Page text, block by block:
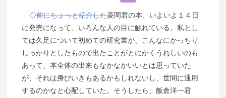
◇前にちょっと紹介した菱岡君の本、いよいよ１４日
に発売になって、いろんな人の目に触れている。私とし
ては久足について初めての研究書が、こんなにかっちり
しっかりとしたもので出たことがとにかくうれしいのも
あって、本全体の出来もなかなかいいとは思っていた
が、それは身びいきもあるかもしれないし、世間に通用
するのかなと心配していた。そうしたら、飯倉洋一君